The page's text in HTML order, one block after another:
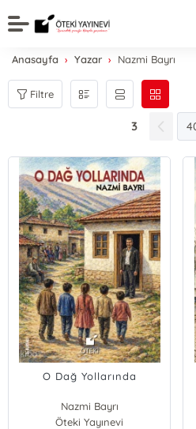
Anasayfa Yazar Nazmi Bayrı
Filtre
3
O Dağ Yollarında
Nazmi Bayrı
Öteki Yayınevi